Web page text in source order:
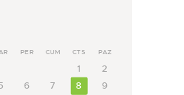
PER CUM CTS PAZ
1
2
6 7 8
9